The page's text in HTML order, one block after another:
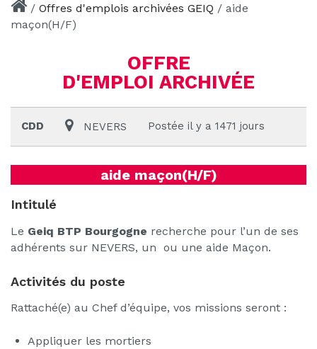
/ Offres d'emplois archivées GEIQ / aide
maçon(H/F)
OFFRE
D'EMPLOI ARCHIVÉE
CDD NEVERS Postée il y a 1471 jours
aide maçon(H/F)
Intitulé
Le Geiq BTP Bourgogne recherche pour l’un de ses
adhérents sur NEVERS, un ou une aide Maçon.
Activités du poste
Rattaché(e) au Chef d’équipe, vos missions seront :
Appliquer les mortiers